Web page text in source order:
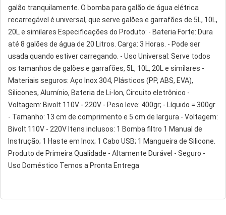
galão tranquilamente. O bomba para galão de água elétrica
recarregável é universal, que serve galões e garrafões de 5L, 10L,
20L e similares Especificações do Produto: - Bateria Forte: Dura
até 8 galões de água de 20 Litros. Carga: 3 Horas. - Pode ser
usada quando estiver carregando. - Uso Universal: Serve todos
os tamanhos de galões e garrafões, 5L, 10L, 20L e similares -
Materiais seguros: Aço Inox 304, Plásticos (PP, ABS, EVA),
Silicones, Alumínio, Bateria de Li-Ion, Circuito eletrônico -
Voltagem: Bivolt 110V - 220V - Peso leve: 400gr; - Líquido = 300gr
- Tamanho: 13 cm de comprimento e 5 cm de largura - Voltagem:
Bivolt 110V - 220V Itens inclusos: 1 Bomba filtro 1 Manual de
Instrução; 1 Haste em Inox; 1 Cabo USB; 1 Mangueira de Silicone.
Produto de Primeira Qualidade - Altamente Durável - Seguro -
Uso Doméstico Temos a Pronta Entrega